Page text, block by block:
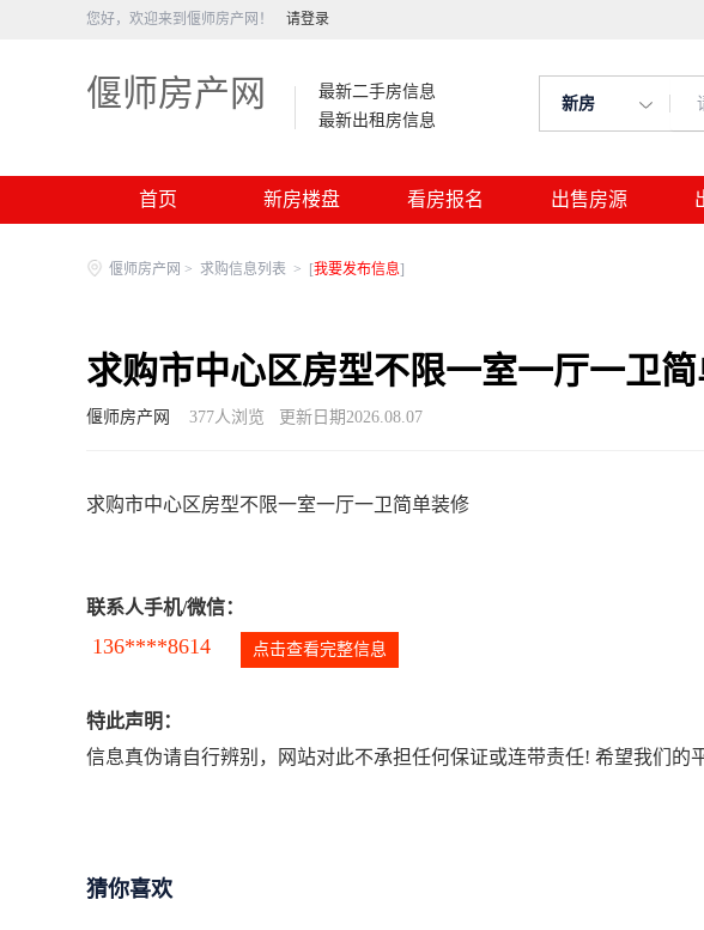
您好，欢迎来到偃师房产网！ 请登录
偃师房产网
最新二手房信息
最新出租房信息
新房
首页 新房楼盘 看房报名 出售房源
偃师房产网 > 求购信息列表 > [我要发布信息]
求购市中心区房型不限一室一厅一卫
偃师房产网 377人浏览 更新日期2026.08.07
求购市中心区房型不限一室一厅一卫简单装修
联系人手机/微信：
136****8614 点击查看完整信息
特此声明：
信息真伪请自行辨别，网站对此不承担任何保证或连带责任! 希望我们的
猜你喜欢